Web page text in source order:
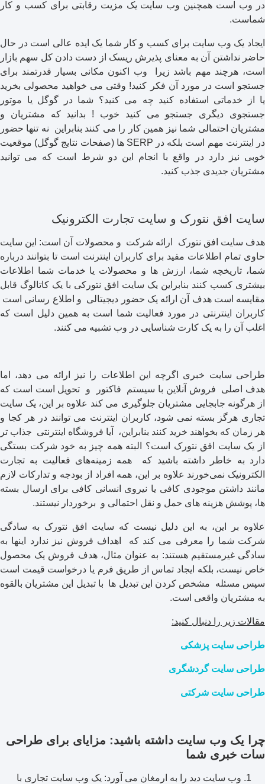
در وب است همچنین وب سایت یک مزیت رقابتی برای کسب و کار
شماست.
ایجاد یک وب سایت برای کسب و کار شما یک ایده عالی است در حال
حاضر نداشتن آن به معنای پذیرش ریسک از دست دادن کل سهم بازار
است، هرچند مهم باشد زیرا وب اکنون مکانی بسیار قدرتمند برای
جستجو است در مورد آن فکر کنید! وقتی می خواهید محصولی بخرید
یا از خدماتی استفاده کنید چه می کنید؟ شما در گوگل یا موتور
جستجوی دیگری جستجو می کنید خوب ! بدانید که مشتریان و
مشتریان احتمالی شما نیز همین کار را می کنند بنابراین نه تنها حضور
در اینترنت مهم است بلکه در SERP ها (صفحات نتایج گوگل) موقعیت
خوبی نیز دارد در واقع با انجام این دو شرط است که می توانید
مشتریان جدیدی جذب کنید.
سایت افق نتورک و سایت تجارت الکترونیک
هدف سایت افق نتورک ارائه شرکت و محصولات آن است: این سایت
حاوی تمام اطلاعات مفید برای کاربران اینترنت است تا بتوانند درباره
شما، تاریخچه شما، ارزش ها و محصولات یا خدمات شما اطلاعات
بیشتری کسب کنند بنابراین یک سایت افق نتورکی با یک کاتالوگ قابل
مقایسه است هدف آن ارائه یک حضور دیجیتالی و اطلاع رسانی است
کاربران اینترنتی در مورد فعالیت شما است به همین دلیل است که
اغلب آن را به یک کارت شناسایی در وب تشبیه می کنند.
طراحی سایت خبری اگرچه این اطلاعات را نیز ارائه می دهد، اما
هدف اصلی فروش آنلاین با سیستم فاکتور و تحویل است است که
از هرگونه جابجایی مشتریان جلوگیری می کند علاوه بر این، یک سایت
تجاری هرگز بسته نمی شود، کاربران اینترنت می توانند در هر کجا و
هر زمان که بخواهند خرید کنند بنابراین، آیا فروشگاه اینترنتی جذاب تر
از یک سایت افق نتورک است؟ البته همه چیز به خود شرکت بستگی
دارد به خاطر داشته باشید که همه زمینه‌های فعالیت به تجارت
الکترونیک نمی‌خورند علاوه بر این، همه افراد از بودجه و تدارکات لازم
مانند داشتن موجودی کافی یا نیروی انسانی کافی برای ارسال بسته
ها، پوشش هزینه های حمل و نقل احتمالی و برخوردار نیستند.
علاوه بر این، به این دلیل نیست که سایت افق نتورک به سادگی
شرکت شما را معرفی می کند که اهداف فروش نیز ندارد اینها به
سادگی غیرمستقیم هستند: به عنوان مثال، هدف فروش یک محصول
خاص نیست، بلکه ایجاد تماس از طریق فرم یا درخواست قیمت است
سپس مسئله مشخص کردن این تبدیل ها با تبدیل این مشتریان بالقوه
به مشتریان واقعی است.
مقالات زیر را دنبال کنید:
طراحی سایت پزشکی
طراحی سایت گردشگری
طراحی سایت شرکتی
چرا یک وب سایت داشته باشید: مزایای برای طراحی
سات خبری شما
وب سایت دید را به ارمغان می آورد: یک وب سایت تجاری با